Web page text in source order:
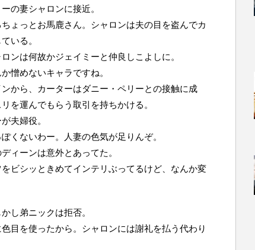
の妻シャロンに接近。
ょっとお馬鹿さん。シャロンは夫の目を盗んでカ
いる。
ンは何故かジェイミーと仲良しこよしに。
憎めないキャラですね。
から、カーターはダニー・ペリーとの接触に成
を運んでもらう取引を持ちかける。
夫婦役。
くないわー。人妻の色気が足りんぞ。
ィーンは意外とあってた。
ビシッときめてインテリぶってるけど、なんか変
し弟ニックは拒否。
目を使ったから。シャロンには謝礼を払う代わり